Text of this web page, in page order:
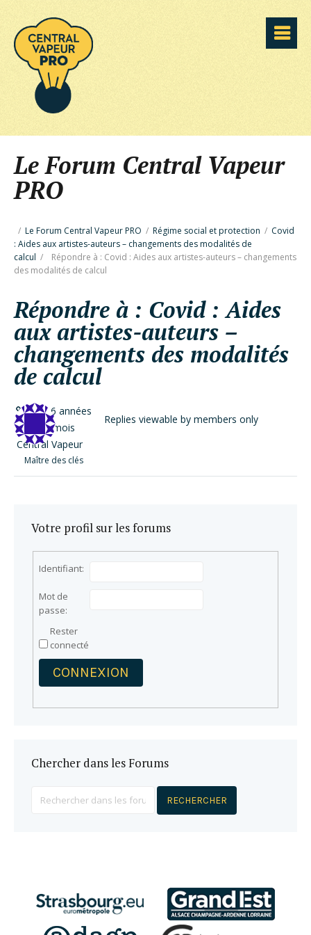
Le Forum Central Vapeur
PRO
/ Le Forum Central Vapeur PRO / Régime social et protection / Covid
: Aides aux artistes-auteurs – changements des modalités de
calcul /
Répondre à : Covid : Aides aux artistes-auteurs – changements
des modalités de calcul
Répondre à : Covid : Aides
aux artistes-auteurs –
changements des modalités
de calcul
il y a 6 années
et 1 mois
Central Vapeur
Maître des clés
Replies viewable by members only
Votre profil sur les forums
Identifiant:
Mot de
passe:
Rester
connecté
CONNEXION
Chercher dans les Forums